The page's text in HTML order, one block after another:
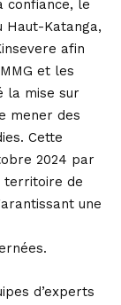
confiance, le
Haut-Katanga,
afin
et les
la mise sur
mener des
Cette
2024 par
territoire de
une
d’experts